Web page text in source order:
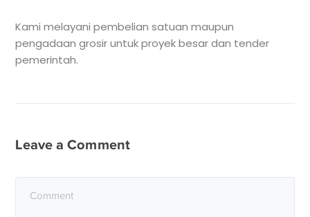
Kami melayani pembelian satuan maupun
pengadaan grosir untuk proyek besar dan tender
pemerintah.
Leave a Comment